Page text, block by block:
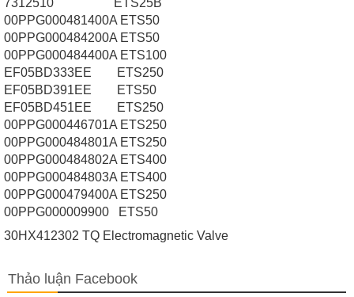
7312510 ETS25B
00PPG000481400A ETS50
00PPG000484200A ETS50
00PPG000484400A ETS100
EF05BD333EE ETS250
EF05BD391EE ETS50
EF05BD451EE ETS250
00PPG000446701A ETS250
00PPG000484801A ETS250
00PPG000484802A ETS400
00PPG000484803A ETS400
00PPG000479400A ETS250
00PPG000009900 ETS50
30HX412302 TQ Electromagnetic Valve
Thảo luận Facebook